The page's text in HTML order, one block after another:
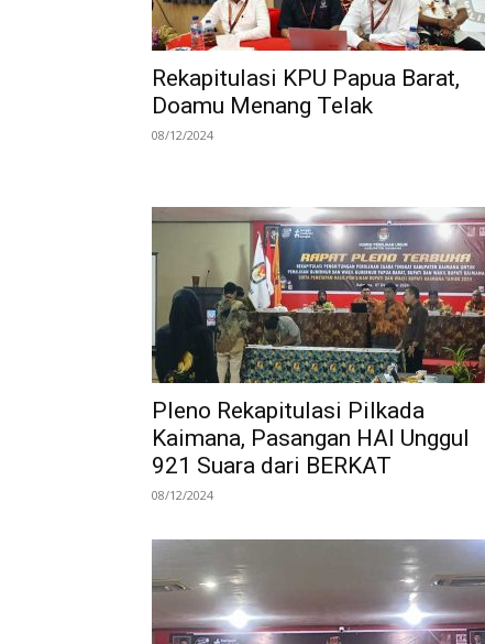
Rekapitulasi KPU Papua Barat,
Doamu Menang Telak
08/12/2024
Pleno Rekapitulasi Pilkada
Kaimana, Pasangan HAI Unggul
921 Suara dari BERKAT
08/12/2024